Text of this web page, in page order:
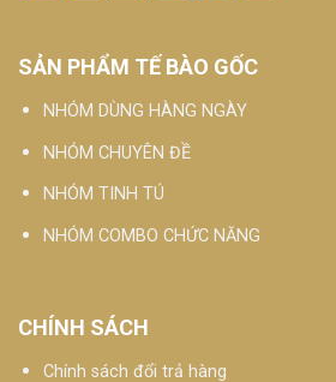
SẢN PHẨM TẾ BÀO GỐC
NHÓM DÙNG HÀNG NGÀY
NHÓM CHUYÊN ĐỀ
NHÓM TINH TÚ
NHÓM COMBO CHỨC NĂNG
CHÍNH SÁCH
Chính sách đổi trả hàng